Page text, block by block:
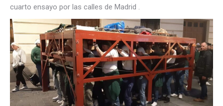
cuarto ensayo por las calles de Madrid .